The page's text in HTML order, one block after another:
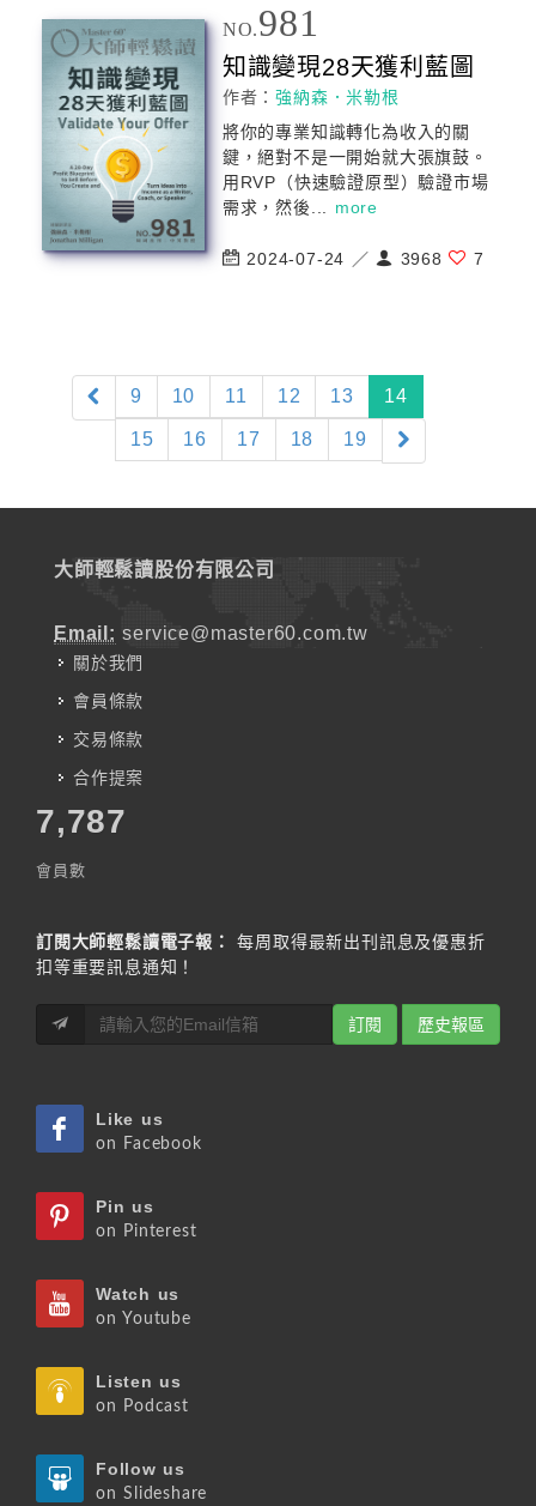
NO.981
知識變現28天獲利藍圖
作者：強納森．米勒根
將你的專業知識轉化為收入的關
鍵，絕對不是一開始就大張旗鼓。
用RVP（快速驗證原型）驗證市場
需求，然後... more
2024-07-24 ／ 3968 7
9 10 11 12 13 14(current)
15 16 17 18 19
大師輕鬆讀股份有限公司
Email: service@master60.com.tw
關於我們
會員條款
交易條款
合作提案
7,787
會員數
訂閱大師輕鬆讀電子報：
每周取得最新出刊訊息及優惠折
扣等重要訊息通知！
訂閱 歷史報區
Like us
on Facebook
Pin us
on Pinterest
Watch us
on Youtube
Listen us
on Podcast
Follow us
on Slideshare